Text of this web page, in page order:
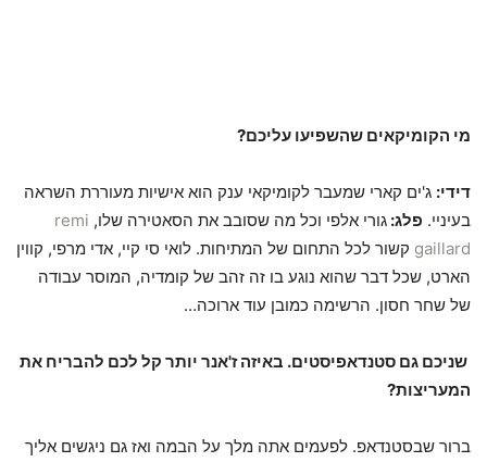
מי הקומיקאים שהשפיעו עליכם?
דידי: ג'ים קארי שמעבר לקומיקאי ענק הוא אישיות מעוררת השראה
בעיניי. פלג: גורי אלפי וכל מה שסובב את הסאטירה שלו, remi
gaillard קשור לכל התחום של המתיחות. לואי סי קיי, אדי מרפי, קווין
הארט, שכל דבר שהוא נוגע בו זה זהב של קומדיה, המוסר עבודה
של שחר חסון. הרשימה כמובן עוד ארוכה…
שניכם גם סטנדאפיסטים. באיזה ז'אנר יותר קל לכם להבריח את
המעריצות?
ברור שבסטנדאפ. לפעמים אתה מלך על הבמה ואז גם ניגשים אליך